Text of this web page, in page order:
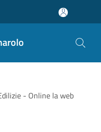
- Online la web